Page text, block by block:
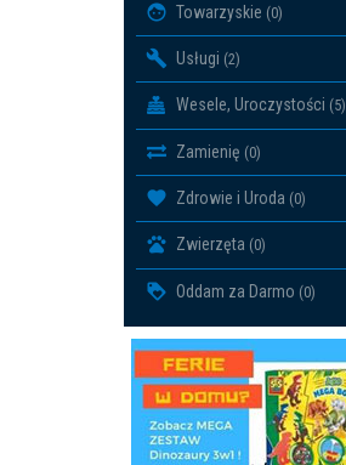
Towarzyskie (0)
Usługi (2)
Wesele, Uroczystości (5)
Zamienię (0)
Zdrowie i Uroda (0)
Zwierzęta (0)
Oddam za Darmo (0)